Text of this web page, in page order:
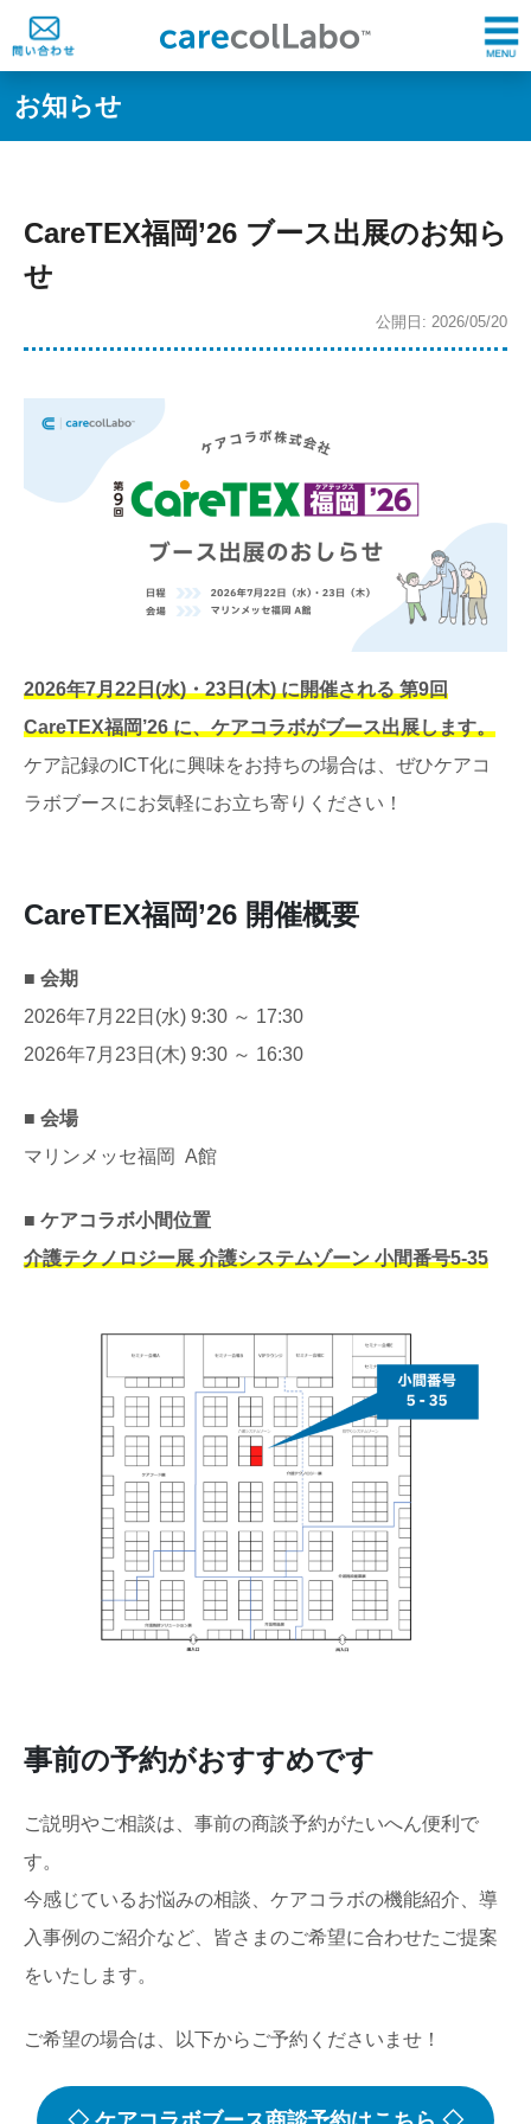
お知らせ
CareTEX福岡’26 ブース出展のお知ら
せ
公開日: 2026/05/20
2026年7月22日(水)・23日(木) に開催される 第9回
CareTEX福岡’26 に、ケアコラボがブース出展します。
ケア記録のICT化に興味をお持ちの場合は、ぜひケアコ
ラボブースにお気軽にお立ち寄りください！
CareTEX福岡’26 開催概要
■ 会期
2026年7月22日(水) 9:30 ～ 17:30
2026年7月23日(木) 9:30 ～ 16:30
■ 会場
マリンメッセ福岡 A館
■ ケアコラボ小間位置
介護テクノロジー展 介護システムゾーン 小間番号5-35
事前の予約がおすすめです
ご説明やご相談は、事前の商談予約がたいへん便利で
す。
今感じているお悩みの相談、ケアコラボの機能紹介、導
入事例のご紹介など、皆さまのご希望に合わせたご提案
をいたします。
ご希望の場合は、以下からご予約くださいませ！